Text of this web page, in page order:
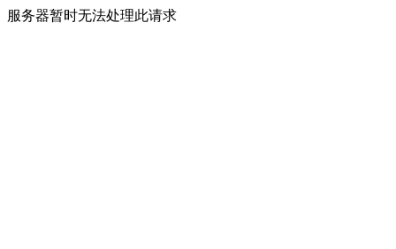
服务器暂时无法处理此请求